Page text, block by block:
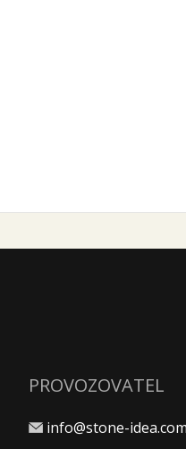
PROVOZOVATEL
info@stone-idea.com